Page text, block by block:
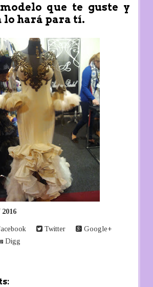
que te guste y
lo hará para tí.
Twitter
Google+
Digg